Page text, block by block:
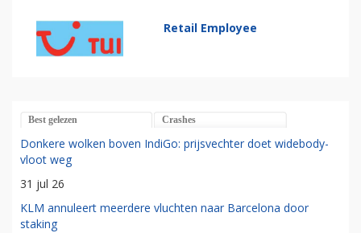
Retail Employee
Best gelezen Crashes
Donkere wolken boven IndiGo: prijsvechter doet widebody-
vloot weg
31 jul 26
KLM annuleert meerdere vluchten naar Barcelona door
staking